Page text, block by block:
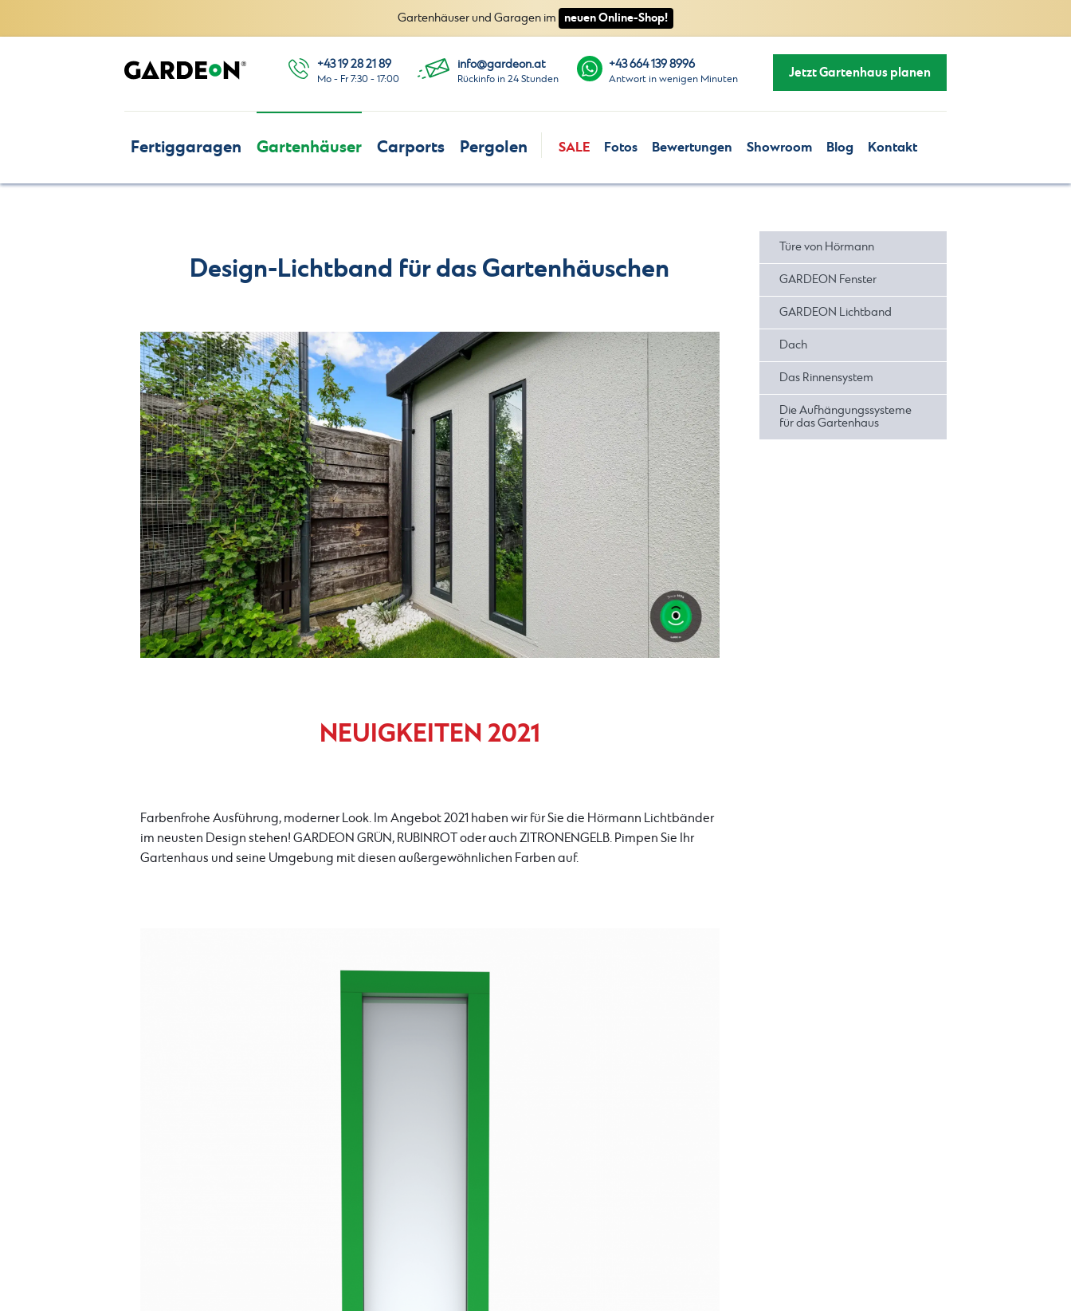
Gartenhäuser und Garagen im neuen Online-Shop!
Jetzt Gartenhaus planen
+43 19 28 21 89
Mo - Fr 7:30 - 17:00
info@gardeon.at
Rückinfo in 24 Stunden
+43 664 139 8996
Antwort in wenigen Minuten
Fertiggaragen Gartenhäuser Carports Pergolen SALE Fotos Bewertungen Showroom Blog Kontakt
Design-Lichtband für das Gartenhäuschen
NEUIGKEITEN 2021
Farbenfrohe Ausführung, moderner Look. Im Angebot 2021 haben wir für Sie die Hörmann Lichtbänder
im neusten Design stehen! GARDEON GRÜN, RUBINROT oder auch ZITRONENGELB. Pimpen Sie Ihr
Gartenhaus und seine Umgebung mit diesen außergewöhnlichen Farben auf.
Türe von Hörmann
GARDEON Fenster
GARDEON Lichtband
Dach
Das Rinnensystem
Die Aufhängungssysteme
für das Gartenhaus